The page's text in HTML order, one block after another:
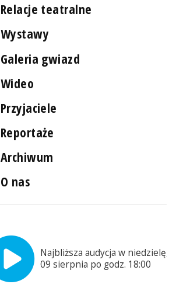
Relacje teatralne
Wystawy
Galeria gwiazd
Wideo
Przyjaciele
Reportaże
Archiwum
O nas
Najbliższa audycja w niedzielę,
09 sierpnia po godz. 18:00